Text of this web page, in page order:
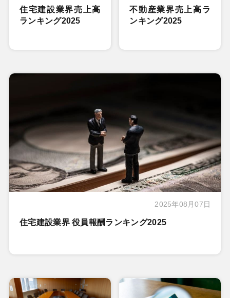
住宅建設業界売上高
ランキング2025
不動産業界売上高ラ
ンキング2025
2025年08月07日
住宅建設業界 役員報酬ランキング2025